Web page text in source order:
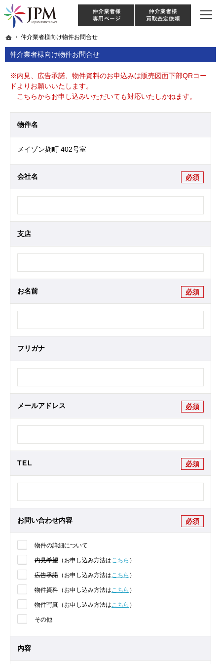
ホーム
仲介業者様向け物件お問合せ
仲介業者様向け物件お問合せ
東京・神奈川・埼玉・千葉のリノベーション住宅や中古マンションを手がける会
【物件買取強化中！】リノベーション住宅・不動産・中古マンションならJPM
※内見、広告承諾、物件資料のお申込みは販売図面下部QRコー
ドよりお願いいたします。
こちらからお申し込みいただいても対応いたしかねます。
物件名
メイゾン麹町 402号室
会社名 必須
支店
お名前 必須
フリガナ
メールアドレス 必須
TEL 必須
お問い合わせ内容 必須
物件の詳細について
内見希望 （お申し込み方法はこちら ）
広告承諾 （お申し込み方法はこちら ）
物件資料 （お申し込み方法はこちら ）
物件写真 （お申し込み方法はこちら ）
その他
内容
ホーム
仲介業者様向け物件お問合せ